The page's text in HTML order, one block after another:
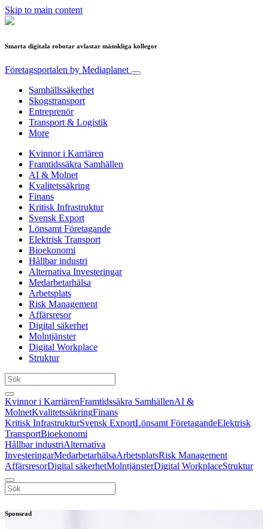
Skip to main content
Smarta digitala robotar avlastar mänskliga kollegor
Företagsportalen by Mediaplanet
Samhällssäkerhet
Skogstransport
Entreprenör
Transport & Logistik
More
Kvinnor i Karriären
Framtidssäkra Samhällen
AI & Molnet
Kvalitetssäkring
Finans
Kritisk Infrastruktur
Svensk Export
Lönsamt Företagande
Elektrisk Transport
Bioekonomi
Hållbar industri
Alternativa Investeringar
Medarbetarhälsa
Arbetsplats
Risk Management
Affärsresor
Digital säkerhet
Molntjänster
Digital Workplace
Struktur
Kvinnor i KarriärenFramtidssäkra SamhällenAI &
MolnetKvalitetssäkringFinans
Kritisk InfrastrukturSvensk ExportLönsamt FöretagandeElektrisk
TransportBioekonomi
Hållbar industriAlternativa
InvesteringarMedarbetarhälsaArbetsplatsRisk Management
AffärsresorDigital säkerhetMolntjänsterDigital WorkplaceStruktur
Sponsrad